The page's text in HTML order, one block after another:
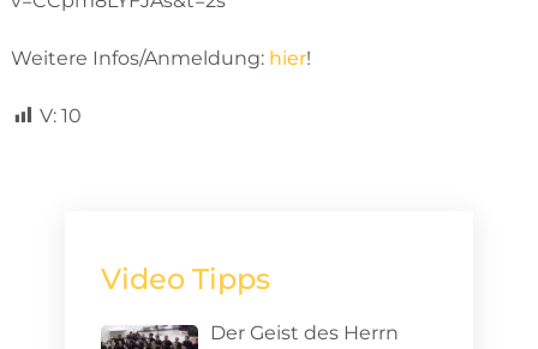
Weitere Infos/Anmeldung: hier!
V: 10
Video Tipps
Der Geist des Herrn